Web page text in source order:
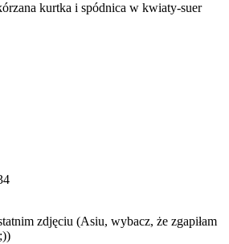
kurtka i spódnica w kwiaty-suer
zdjęciu (Asiu, wybacz, że zgapiłam